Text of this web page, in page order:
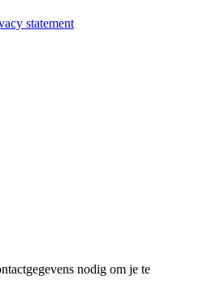
statement
nodig om je te